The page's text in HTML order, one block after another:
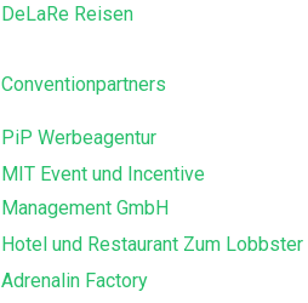
DeLaRe Reisen
Conventionpartners
PiP Werbeagentur
MIT Event und Incentive
Management GmbH
Hotel und Restaurant Zum Lobbster
Adrenalin Factory